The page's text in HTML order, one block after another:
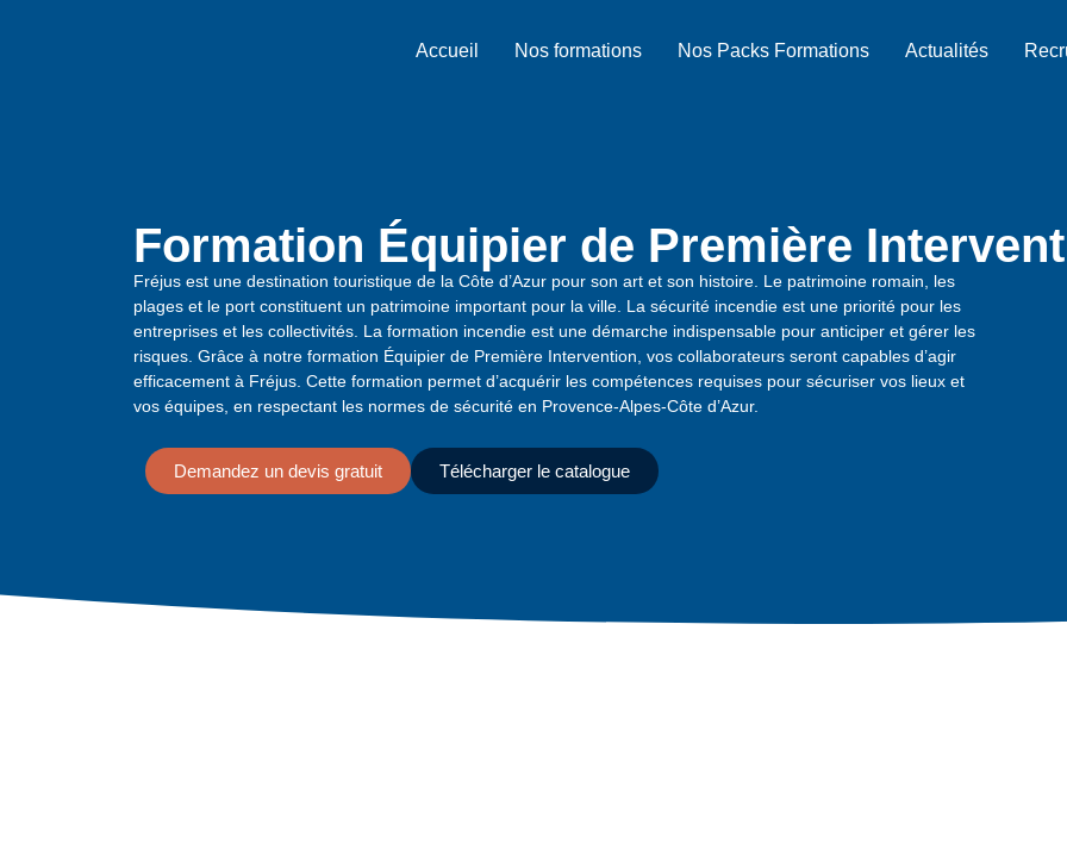
Accueil Nos formations Nos Packs Formations Actualités
Formation Équipier de Première
Fréjus est une destination touristique de la Côte d’Azur pour son art et son histoire. Le patrimoine romain, les
plages et le port constituent un patrimoine important pour la ville. La sécurité incendie est une priorité pour les
entreprises et les collectivités. La formation incendie est une démarche indispensable pour anticiper et gérer les
risques. Grâce à notre formation Équipier de Première Intervention, vos collaborateurs seront capables d’agir
efficacement à Fréjus. Cette formation permet d’acquérir les compétences requises pour sécuriser vos lieux et
vos équipes, en respectant les normes de sécurité en Provence-Alpes-Côte d’Azur.
Demandez un devis gratuit Télécharger le catalogue